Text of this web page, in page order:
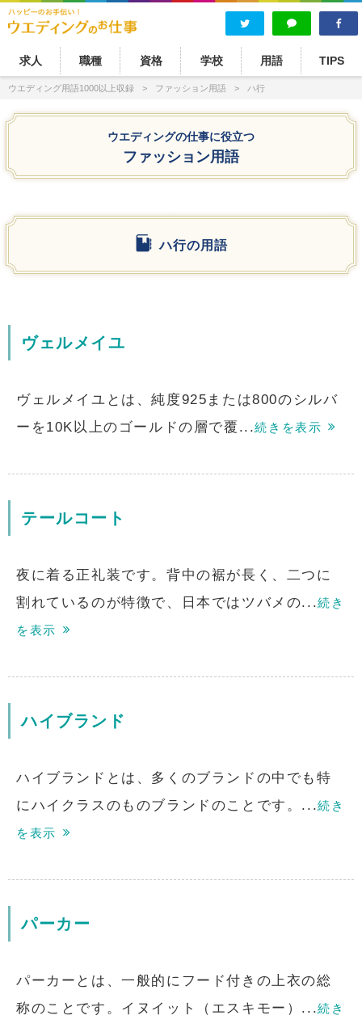
求人 職種 資格 学校 用語 TIPS
ウエディング用語1000以上収録 ファッション用語 ハ行
ウエディングの仕事に役立つ
ファッション用語
ハ行の用語
ヴェルメイユ
ヴェルメイユとは、純度925または800のシルバ
ーを10K以上のゴールドの層で覆...続きを表示
テールコート
夜に着る正礼装です。背中の裾が長く、二つに
割れているのが特徴で、日本ではツバメの...続き
を表示
ハイブランド
ハイブランドとは、多くのブランドの中でも特
にハイクラスのものブランドのことです。...続き
を表示
パーカー
パーカーとは、一般的にフード付きの上衣の総
称のことです。イヌイット（エスキモー）...続き